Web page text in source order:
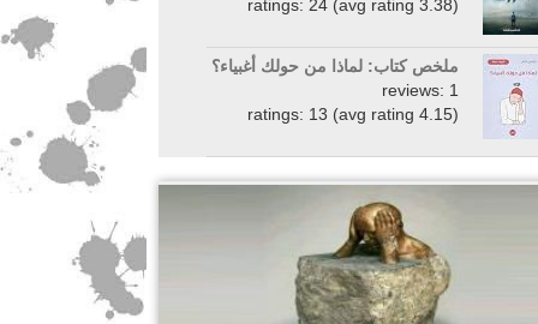
ratings: 24 (avg rating 3.38)
ملخص كتاب: لماذا من حولك أغبياء؟
reviews: 1
ratings: 13 (avg rating 4.15)